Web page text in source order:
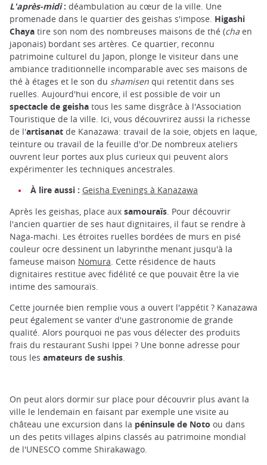
L'après-midi: déambulation au cœur de la ville. Une
promenade dans le quartier des geishas s'impose. Higashi
Chaya tire son nom des nombreuses maisons de thé (cha en
japonais) bordant ses artères. Ce quartier, reconnu
patrimoine culturel du Japon, plonge le visiteur dans une
ambiance traditionnelle incomparable avec ses maisons de
thé à étages et le son du shamisen qui retentit dans ses
ruelles. Aujourd'hui encore, il est possible de voir un
spectacle de geisha tous les same disgrâce à l'Association
Touristique de la ville. Ici, vous découvrirez aussi la richesse
de l'artisanat de Kanazawa: travail de la soie, objets en laque,
teinture ou travail de la feuille d'or.De nombreux ateliers
ouvrent leur portes aux plus curieux qui peuvent alors
expérimenter les techniques ancestrales.
À lire aussi : Geisha Evenings à Kanazawa
Après les geishas, place aux samouraïs . Pour découvrir
l'ancien quartier de ses haut dignitaires, il faut se rendre à
Naga-machi. Les étroites ruelles bordées de murs en pisé
couleur ocre dessinent un labyrinthe menant jusqu'à la
fameuse maison Nomura . Cette résidence de hauts
dignitaires restitue avec fidélité ce que pouvait être la vie
intime des samouraïs.
Cette journée bien remplie vous a ouvert l'appétit ? Kanazawa
peut également se vanter d'une gastronomie de grande
qualité. Alors pourquoi ne pas vous délecter des produits
frais du restaurant Sushi Ippei ? Une bonne adresse pour
tous les amateurs de sushis
On peut alors dormir sur place pour découvrir plus avant la
ville le lendemain en faisant par exemple une visite au
château une excursion dans la péninsule de Noto ou dans
un des petits villages alpins classés au patrimoine mondial
de l'UNESCO comme Shirakawago.